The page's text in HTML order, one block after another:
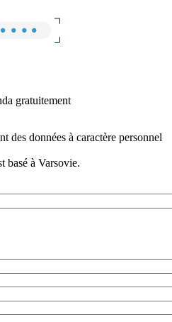
gratuitement
des données à caractère personnel
à Varsovie.